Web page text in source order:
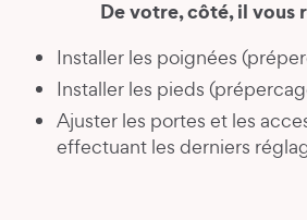
De votre, côté, il vous
Installer les poignées
Installer les pieds
Ajuster les portes et les
effectuant les derniers